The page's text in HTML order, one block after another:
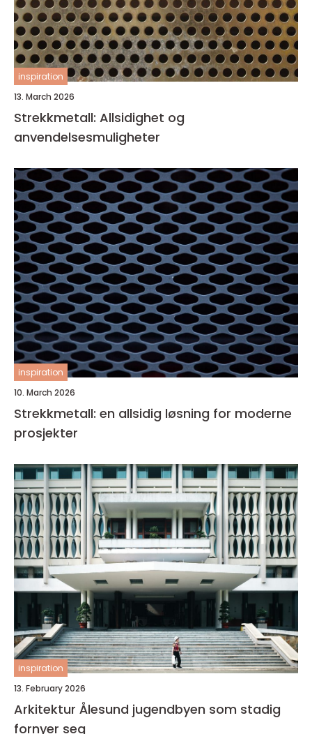
inspiration
13. March 2026
Strekkmetall: Allsidighet og
anvendelsesmuligheter
inspiration
10. March 2026
Strekkmetall: en allsidig løsning for moderne
prosjekter
inspiration
13. February 2026
Arkitektur Ålesund jugendbyen som stadig
fornyer seg